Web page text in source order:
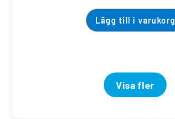
Lägg till i varukorg
Visa fler